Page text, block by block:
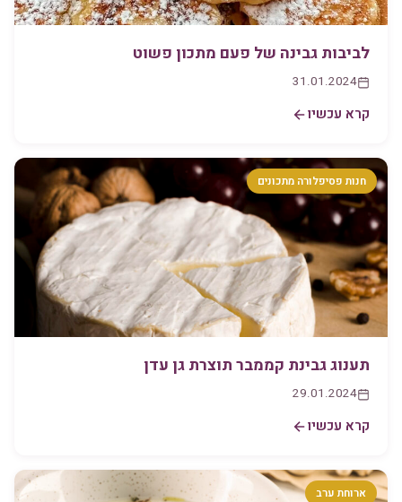
לביבות גבינה של פעם מתכון פשוט
31.01.2024
קרא עכשיו
חנות פסיפלורה מתכונים
תענוג גבינת קממבר תוצרת גן עדן
29.01.2024
קרא עכשיו
ארוחת ערב